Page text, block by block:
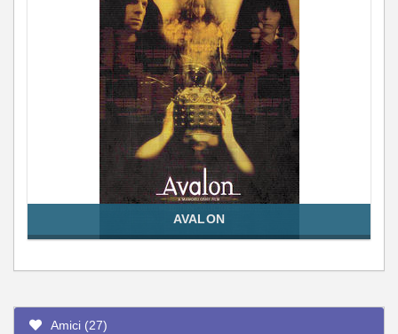
AVALON
Amici (27)